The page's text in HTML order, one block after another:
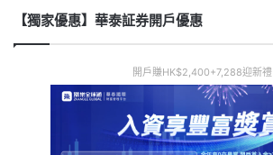
【獨家優惠】華泰証券開戶優惠
開戶賺HK$2,400+7,288迎新禮